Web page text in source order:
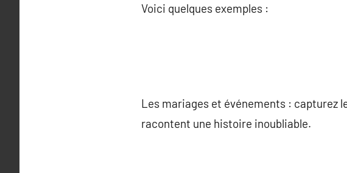
Voici quelques exemples :
Les mariages et événements : capturez
racontent une histoire inoubliable.